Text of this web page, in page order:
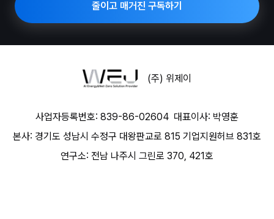
줄이고 매거진 구독하기
(주) 위제이
사업자등록번호: 839-86-02604 대표이사: 박영훈
본사: 경기도 성남시 수정구 대왕판교로 815 기업지원허브 831호
연구소: 전남 나주시 그린로 370, 421호